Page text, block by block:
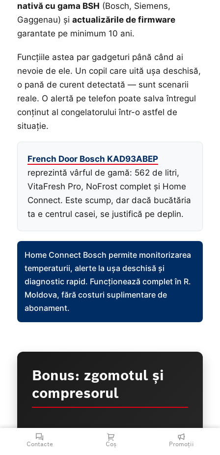
nativă cu gama BSH (Bosch, Siemens,
Gaggenau) și actualizările de firmware
garantate pe minimum 10 ani.
Funcțiile astea par gadgeturi până când ai
nevoie de ele. Un copil care uită ușa deschisă,
o pană de curent detectată — sunt scenarii
reale. O alertă pe telefon poate salva întregul
conținut al congelatorului într-o astfel de
situație.
French Door Bosch KAD93ABEP
reprezintă vârful de gamă: 562 de litri,
VitaFresh Pro, NoFrost complet și Home
Connect. Este scump, dar dacă bucătăria
ta e centrul casei, se justifică pe deplin.
Home Connect Bosch permite monitorizarea
temperaturii, alerte la ușa deschisă și
diagnostic rapid. Funcționează complet în R.
Moldova, fără costuri suplimentare de
abonament.
Bonus: zgomotul și
compresorul
Sunt două aspecte tehnice pe care
cumpărătorii le descoperă abia acasă,
Contacte Coș Promoții